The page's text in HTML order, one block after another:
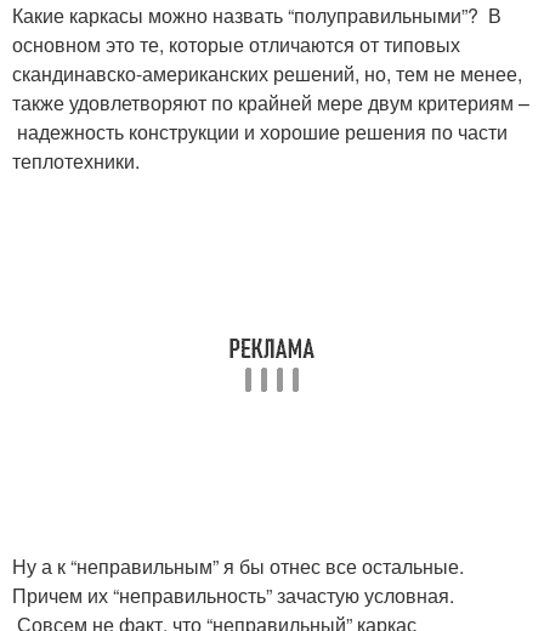
Какие каркасы можно назвать “полуправильными”? В
основном это те, которые отличаются от типовых
скандинавско-американских решений, но, тем не менее,
также удовлетворяют по крайней мере двум критериям –
надежность конструкции и хорошие решения по части
теплотехники.
Ну а к “неправильным” я бы отнес все остальные.
Причем их “неправильность” зачастую условная.
Совсем не факт, что “неправильный” каркас